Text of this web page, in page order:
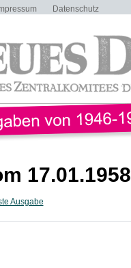
Datenschutz
17.01.1958
Ausgabe